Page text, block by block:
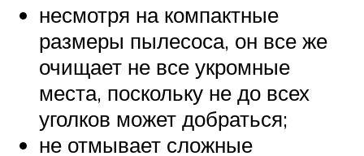
несмотря на компактные
размеры пылесоса, он все же
очищает не все укромные
места, поскольку не до всех
уголков может добраться;
не отмывает сложные